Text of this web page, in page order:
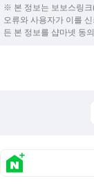
※ 본 정보는 보보스링크
오류와 사용자가 이를
든 본 정보를 샵마넷 동